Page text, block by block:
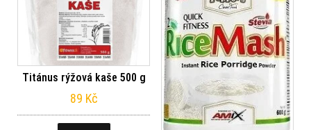
Titánus rýžová kaše 500 g
89 Kč